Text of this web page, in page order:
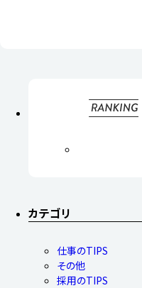
カテゴリ
仕事のTIPS
その他
採用のTIPS